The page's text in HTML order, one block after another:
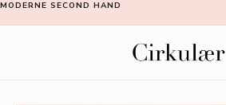
MODERNE SECOND HAND